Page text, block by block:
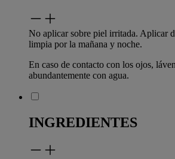
No aplicar sobre piel irritada. Aplicar
limpia por la mañana y noche.
En caso de contacto con los ojos,
abundantemente con agua.
INGREDIENTES